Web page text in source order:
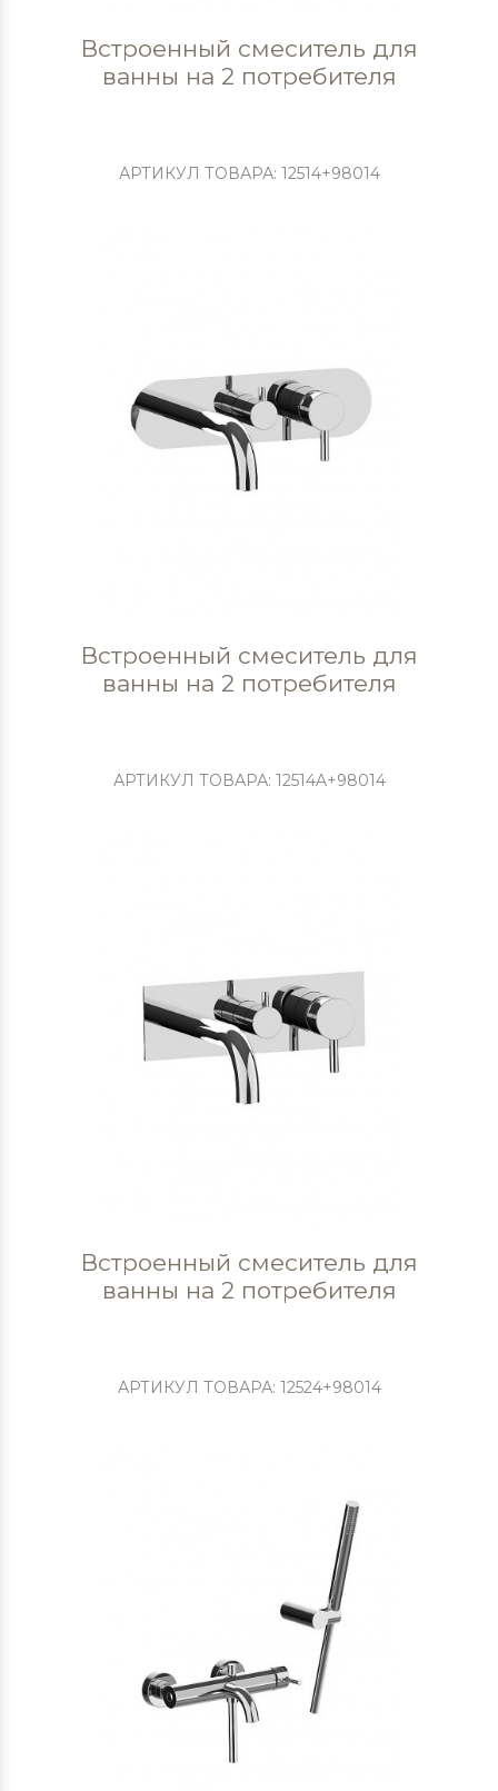
Встроенный смеситель для
ванны на 2 потребителя
АРТИКУЛ ТОВАРА: 12514+98014
Встроенный смеситель для
ванны на 2 потребителя
АРТИКУЛ ТОВАРА: 12514A+98014
Встроенный смеситель для
ванны на 2 потребителя
АРТИКУЛ ТОВАРА: 12524+98014